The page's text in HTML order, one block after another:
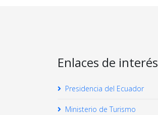
Enlaces de interés
Presidencia del Ecuador
Ministerio de Turismo